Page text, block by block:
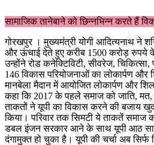
सामाजिक तानेबाने को छिन्नभिन्न करते हैं
गोरखपुर । मुख्यमंत्री योगी आदित्यनाथ ने
और ऊंचाई देते हुए करीब 1500 करोड़ रुपये के
उन्होंने रोड कनेक्टिविटी, सीवरेज,
146 विकास परियोजनाओं का लोकार्पण और
मानबेला मैदान में आयोजित लोकार्पण और
कहा कि 2017 के पहले समाज को जाति, मत,
ताकतों ने यूपी का विकास करने की बजाय
किया। परिवार तक सिमटी ये ताकतें समाज
डबल इंजन सरकार आने के साथ यूपी आठ
दंगामुक्त हो चुका है। यूपी की चर्चा अब सिर्फ